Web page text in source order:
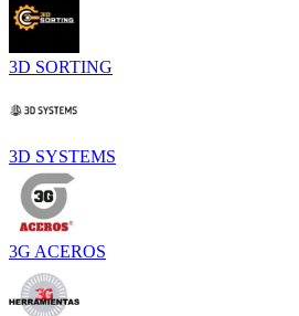
3D SORTING
3D SYSTEMS
3G ACEROS